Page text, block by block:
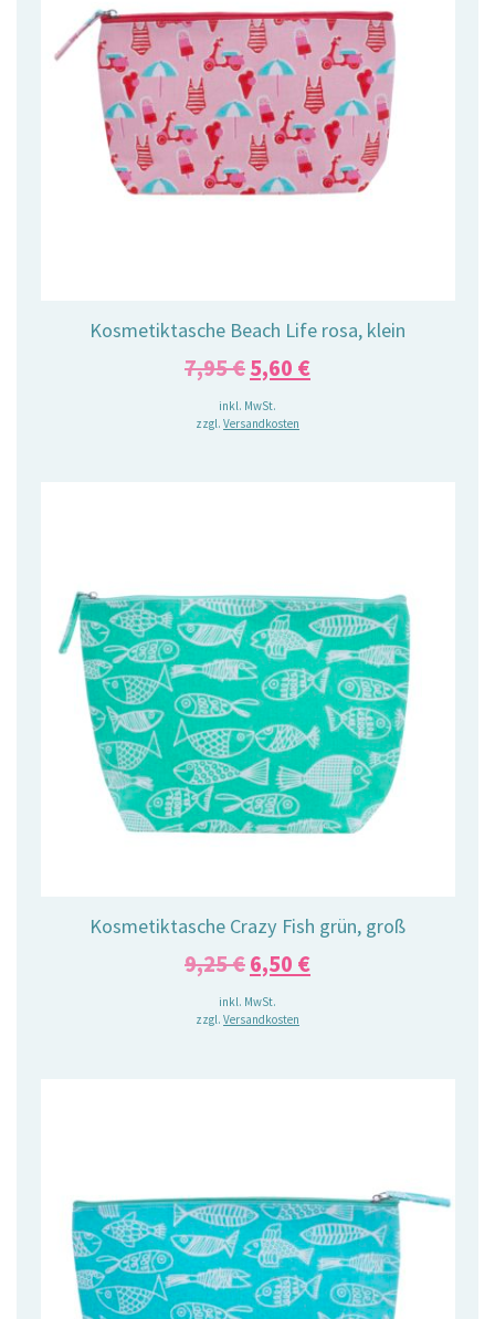
Kosmetiktasche Beach Life rosa, klein
7,95€Ursprünglicher
Preis
war:
5,60 €Aktueller
inkl. MwSt.
zzgl. Versandkosten
Kosmetiktasche Crazy Fish grün, groß
9,25€Ursprünglicher
Preis
war:
6,50 €Aktueller
inkl. MwSt.
zzgl. Versandkosten